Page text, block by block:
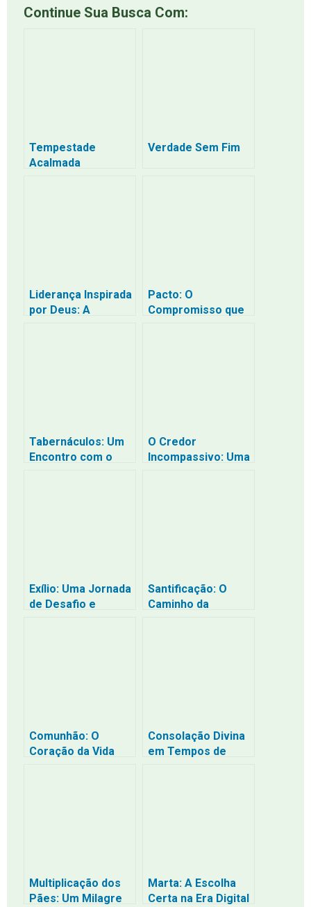
Continue Sua Busca Com:
Tempestade
Acalmada
Verdade Sem Fim
Liderança Inspirada
por Deus: A
Pacto: O
Compromisso que
Tabernáculos: Um
Encontro com o
O Credor
Incompassivo: Uma
Exílio: Uma Jornada
de Desafio e
Santificação: O
Caminho da
Comunhão: O
Coração da Vida
Consolação Divina
em Tempos de
Multiplicação dos
Pães: Um Milagre
Marta: A Escolha
Certa na Era Digital